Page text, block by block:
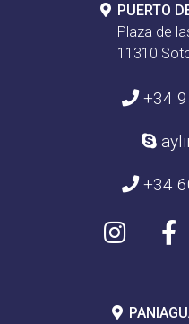
PUERTO
Plaza de
11310
+34
+34